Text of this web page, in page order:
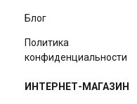
Блог
Политика
конфиденциальности
ИНТЕРНЕТ-МАГАЗИН